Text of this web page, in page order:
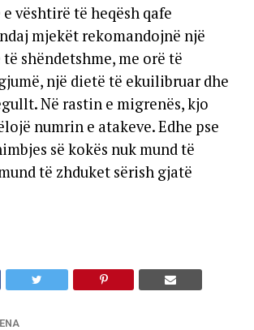
vështirë të heqësh qafe
mjekët rekomandojnë një
shëndetshme, me orë të
një dietë të ekuilibruar dhe
Në rastin e migrenës, kjo
numrin e atakeve. Edhe pse
së kokës nuk mund të
të zhduket sërish gjatë